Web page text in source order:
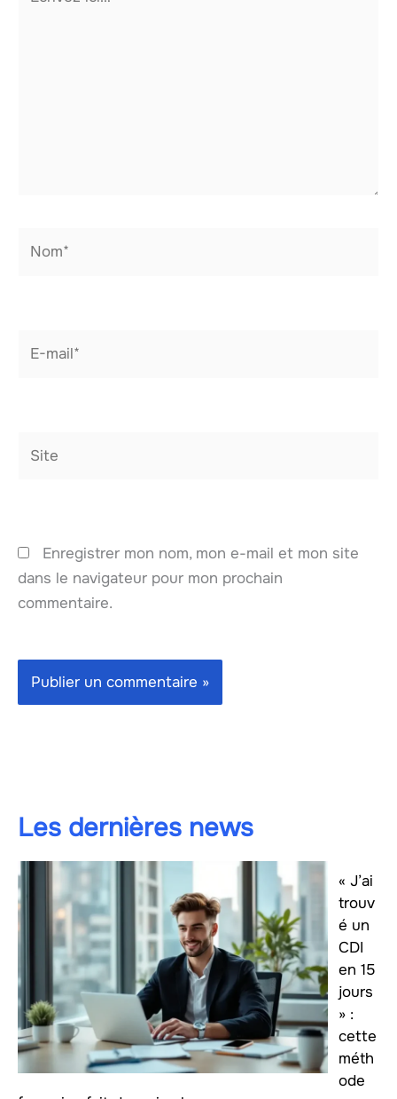
Enregistrer mon nom, mon e-mail et mon site
dans le navigateur pour mon prochain
commentaire.
Les dernières news
« J’ai
trouv
é un
CDI
en 15
jours
» :
cette
méth
ode